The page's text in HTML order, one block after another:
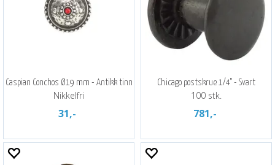
Caspian Conchos Ø19 mm - Antikk tinn
Nikkelfri
31,-
Chicago postskrue 1/4" - Svart
100 stk.
781,-